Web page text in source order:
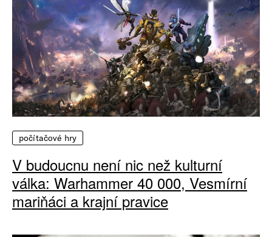
počítačové hry
V budoucnu není nic než kulturní
válka: Warhammer 40 000, Vesmírní
mariňáci a krajní pravice